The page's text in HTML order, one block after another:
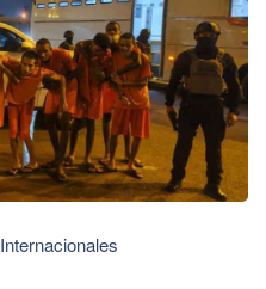
Internacionales